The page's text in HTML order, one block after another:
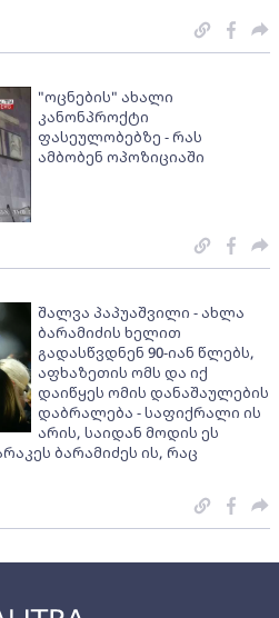
"ოცნების" ახალი
კანონპროქტი
ფასეულობებზე - რას
ამბობენ ოპოზიციაში
შალვა პაპუაშვილი - ახლა
ბარამიძის ხელით
გადასწვდნენ 90-იან წლებს,
აფხაზეთის ომს და იქ
დაიწყეს ომის დანაშაულების
დაბრალება - საფიქრალი ის
არის, საიდან მოდის ეს
ბარამიძეს ის, რაც